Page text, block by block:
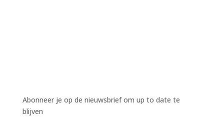
Abonneer je op de nieuwsbrief om up to date te
blijven